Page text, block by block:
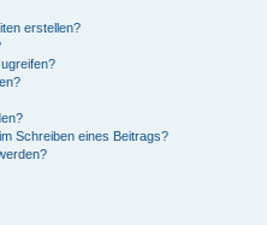
erstellen?
Schreiben eines Beitrags?